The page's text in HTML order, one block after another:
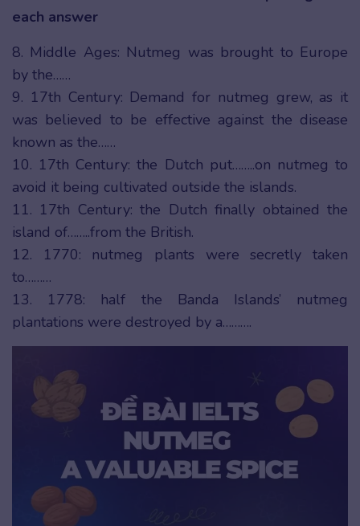
each answer
8. Middle Ages: Nutmeg was brought to Europe
by the……
9. 17th Century: Demand for nutmeg grew, as it
was believed to be effective against the disease
known as the……
10. 17th Century: the Dutch put……..on nutmeg to
avoid it being cultivated outside the islands.
11. 17th Century: the Dutch finally obtained the
island of……..from the British.
12. 1770: nutmeg plants were secretly taken
to………
13. 1778: half the Banda Islands’ nutmeg
plantations were destroyed by a……….